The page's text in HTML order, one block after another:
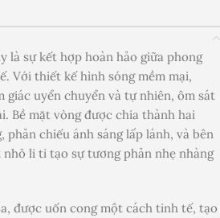
là sự kết hợp hoàn hảo giữa phong
Với thiết kế hình sóng mềm mại,
giác uyển chuyển và tự nhiên, ôm sát
Bề mặt vòng được chia thành hai
phản chiếu ánh sáng lấp lánh, và bên
li ti tạo sự tương phản nhẹ nhàng
được uốn cong một cách tinh tế, tạo